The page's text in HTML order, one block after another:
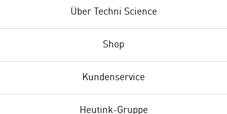
Über Techni Science
Shop
Kundenservice
Heutink-Gruppe